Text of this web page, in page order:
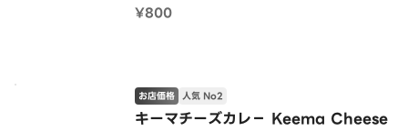
¥800
キーマチーズカレ− Keema Cheese
お店価格 人気 No2